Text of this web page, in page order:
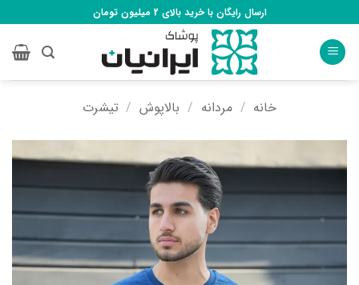
to
content
ارسال رایگان با خرید بالای 2 میلیون تومان
خانه / مردانه / بالاپوش / تیشرت